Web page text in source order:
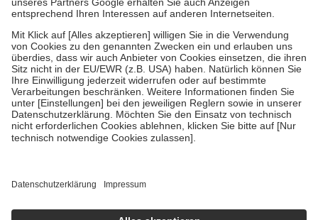
Um das Engagement der Versicherten für ihre eigene Gesundheit zu
stärken und die besondere Stellung der Familie zu unterstützen,
fallenkeine Zuzahlungenan bei:
• Kindern und Jugendlichen bis zum vollendeten 18. Lebensjahr
mit Ausnahme der Fahrkosten
• Untersuchungen zur Vorsorge und Früherkennung, die von der
GKV getragen werden
• empfohlenen Schutzimpfungen
• Harn- und Blutteststreifen
getroffen, um sicherzustellen, dass es sich um echte Bewertungen
https://help.etrusted.com/hc/de/articles/4419944605341